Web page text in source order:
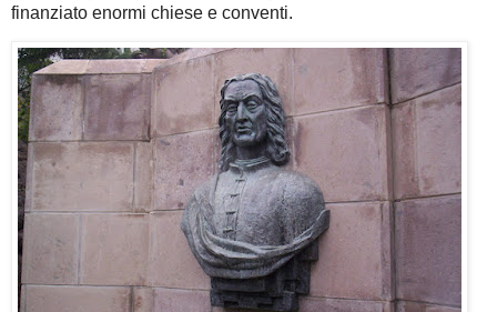
finanziato enormi chiese e conventi.